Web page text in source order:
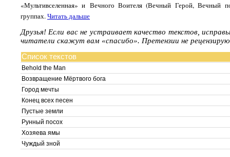
«Мультивселенная» и Вечного Воителя (Вечный Герой, Вечный
группах.Читать дальше
Друзья! Если вас не устраивает качество текстов,
читатели скажут вам «спасибо». Претензии не
Список текстов
Behold the Man
Возвращение Мёртвого бога
Город мечты
Конец всех песен
Пустые земли
Рунный посох
Хозяева ямы
Чуждый зной